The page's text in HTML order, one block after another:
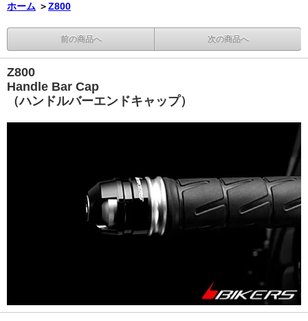
ホーム ＞Z800
前の商品へ 次の商品へ
Z800
Handle Bar Cap
（ハンドルバーエンドキャップ）